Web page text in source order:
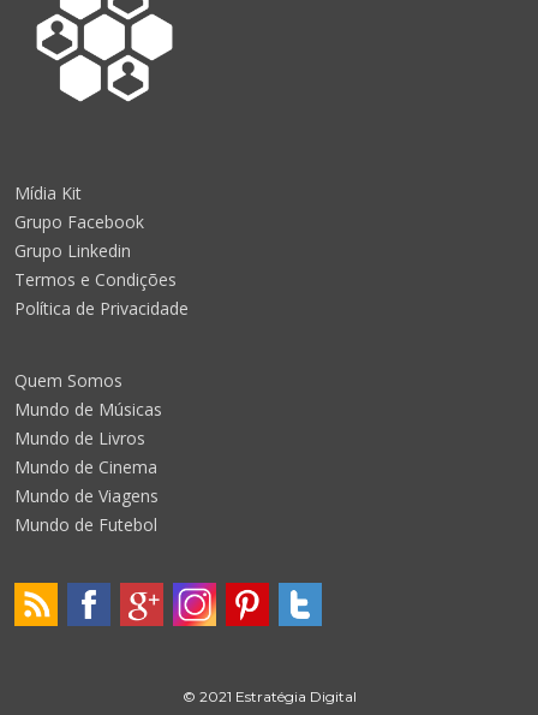
Mídia Kit
Grupo Facebook
Grupo Linkedin
Termos e Condições
Política de Privacidade
Quem Somos
Mundo de Músicas
Mundo de Livros
Mundo de Cinema
Mundo de Viagens
Mundo de Futebol
© 2021 Estratégia Digital